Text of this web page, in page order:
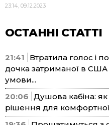
23:14, 09.12.2023
ОСТАННІ СТАТТІ
21:41
Втратила голос і
дочка затриманої в США
умови...
20:06 Душова кабіна:
рішення для